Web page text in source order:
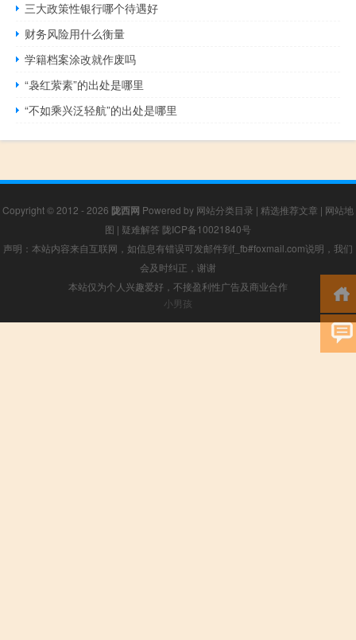
三大政策性银行哪个待遇好
财务风险用什么衡量
学籍档案涂改就作废吗
“袅红萦素”的出处是哪里
“不如乘兴泛轻航”的出处是哪里
Copyright © 2012 - 2026 陇西网 Powered by 网站分类目录 | 精选推荐文章 | 网站地
图 | 疑难解答 陇ICP备10021840号
声明：本站内容来自互联网，如信息有错误可发邮件到f_fb#foxmail.com说明，我们
会及时纠正，谢谢
本站仅为个人兴趣爱好，不接盈利性广告及商业合作
小男孩